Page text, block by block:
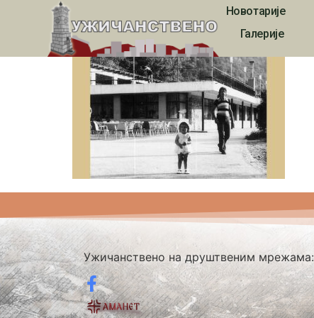
Новотарије
Галерије
3485
Ужичанствено на друштвеним мрежама: